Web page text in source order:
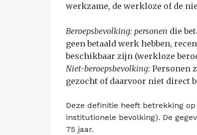
werkzame, de werkloze of de
Beroepsbevolking: personen die
geen betaald werk hebben,
beschikbaar zijn (werkloze
Niet-beroepsbevolking: Personen
gezocht of daarvoor niet direct
Deze definitie heeft betrekking
institutionele bevolking). De
75 jaar.